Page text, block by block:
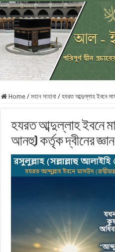
Home / মহান সাহাবা / হযরত আব্দুল্লাহ ইবনে
হযরত আব্দুল্লাহ ইবনে
আনহু) কর্তৃক দ্বীনের জ্ঞান